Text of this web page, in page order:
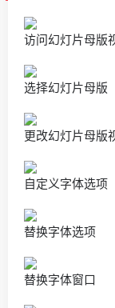
访问幻灯片母版
选择幻灯片母版
更改幻灯片母版
自定义字体选项
替换字体选项
替换字体窗口